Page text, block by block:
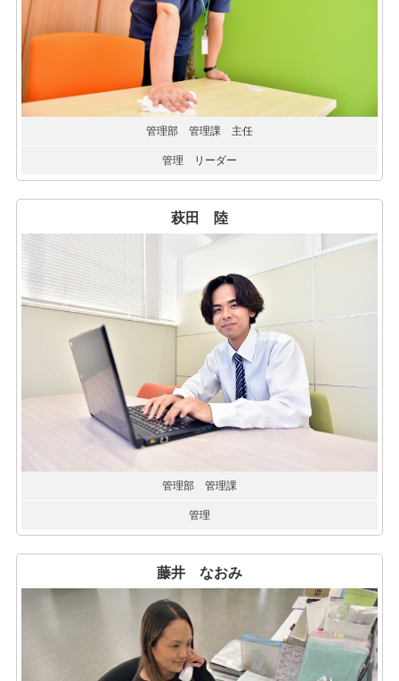
管理部 管理課 主任
管理 リーダー
萩田 陸
管理部 管理課
管理
藤井 なおみ